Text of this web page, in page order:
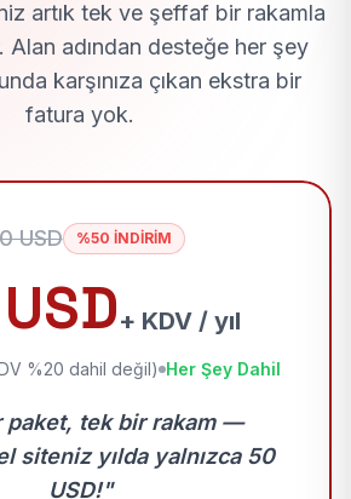
artık tek ve şeffaf bir rakamla
Alan adından desteğe her şey
karşınıza çıkan ekstra bir
fatura yok.
USD %50 İNDİRİM
+ KDV / yıl
%20 dahil değil) Her Şey Dahil
paket, tek bir rakam —
siteniz yılda yalnızca 50
USD!"